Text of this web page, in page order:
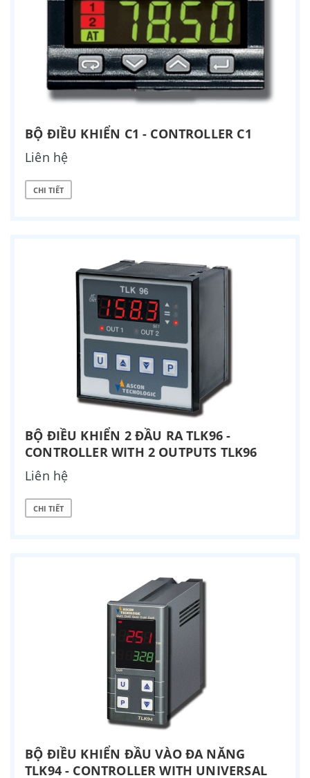
BỘ ĐIỀU KHIỂN C1 - CONTROLLER C1
Liên hệ
CHI TIẾT
BỘ ĐIỀU KHIỂN 2 ĐẦU RA TLK96 -
CONTROLLER WITH 2 OUTPUTS TLK96
Liên hệ
CHI TIẾT
BỘ ĐIỀU KHIỂN ĐẦU VÀO ĐA NĂNG
TLK94 - CONTROLLER WITH UNIVERSAL